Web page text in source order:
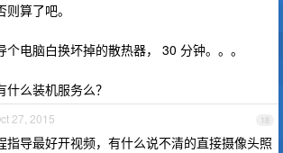
算了吧。
个电脑白换坏掉的散热器， 30 分钟。。。
么装机服务么？
18
27, 2015
指导最好开视频，有什么说不清的直接摄像头照